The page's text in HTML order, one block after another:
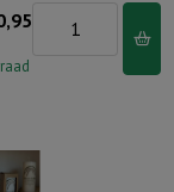
Stompkaars
Je
bent